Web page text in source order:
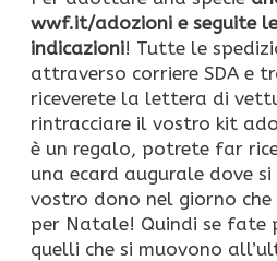
wwf.it/adozioni e seguite
indicazioni! Tutte le
attraverso corriere SDA e
riceverete la lettera di
rintracciare il vostro kit
è un regalo, potrete far
una ecard augurale dove
vostro dono nel giorno che
per Natale! Quindi se fate
quelli che si muovono